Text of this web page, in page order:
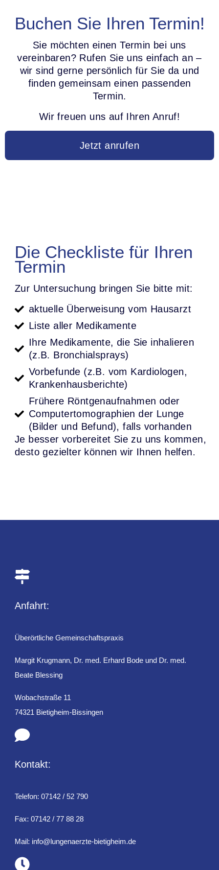
Buchen Sie Ihren Termin!
Sie möchten einen Termin bei uns
vereinbaren? Rufen Sie uns einfach an –
wir sind gerne persönlich für Sie da und
finden gemeinsam einen passenden
Termin.
Wir freuen uns auf Ihren Anruf!
Jetzt anrufen
Die Checkliste für Ihren
Termin
Zur Untersuchung bringen Sie bitte mit:
aktuelle Überweisung vom Hausarzt
Liste aller Medikamente
Ihre Medikamente, die Sie inhalieren
(z.B. Bronchialsprays)
Vorbefunde (z.B. vom Kardiologen,
Krankenhausberichte)
Frühere Röntgenaufnahmen oder
Computertomographien der Lunge
(Bilder und Befund), falls vorhanden
Je besser vorbereitet Sie zu uns kommen,
desto gezielter können wir Ihnen helfen.
Anfahrt:
Überörtliche Gemeinschaftspraxis
Margit Krugmann, Dr. med. Erhard Bode und Dr. med.
Beate Blessing
Wobachstraße 11
74321 Bietigheim-Bissingen
Kontakt:
Telefon: 07142 / 52 790
Fax: 07142 / 77 88 28
Mail: info@lungenaerzte-bietigheim.de